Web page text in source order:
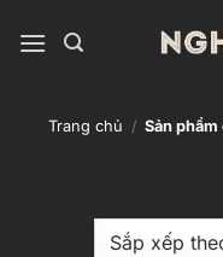
qua
Trang chủ / Sản